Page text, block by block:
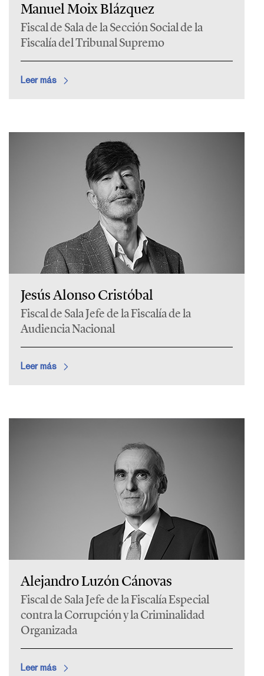
Manuel Moix Blázquez
Fiscal de Sala de la Sección Social de la
Fiscalía del Tribunal Supremo
Leer más
Jesús Alonso Cristóbal
Fiscal de Sala Jefe de la Fiscalía de la
Audiencia Nacional
Leer más
Alejandro Luzón Cánovas
Fiscal de Sala Jefe de la Fiscalía Especial
contra la Corrupción y la Criminalidad
Organizada
Leer más